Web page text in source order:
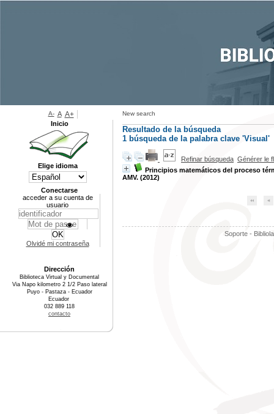
New search
Resultado de la búsqueda
1 búsqueda de la palabra clave 'Visual'
Refinar búsqueda Générer le
Principios matemáticos del proceso
AMV. (2012)
Soporte -
A- A A+
Inicio
Elige idioma
Conectarse
acceder a su cuenta de
usuario
Olvidé mi contraseña
Dirección
Biblioteca Virtual y Documental
Via Napo kilometro 2 1/2 Paso lateral
Puyo - Pastaza - Ecuador
Ecuador
032 889 118
contacto